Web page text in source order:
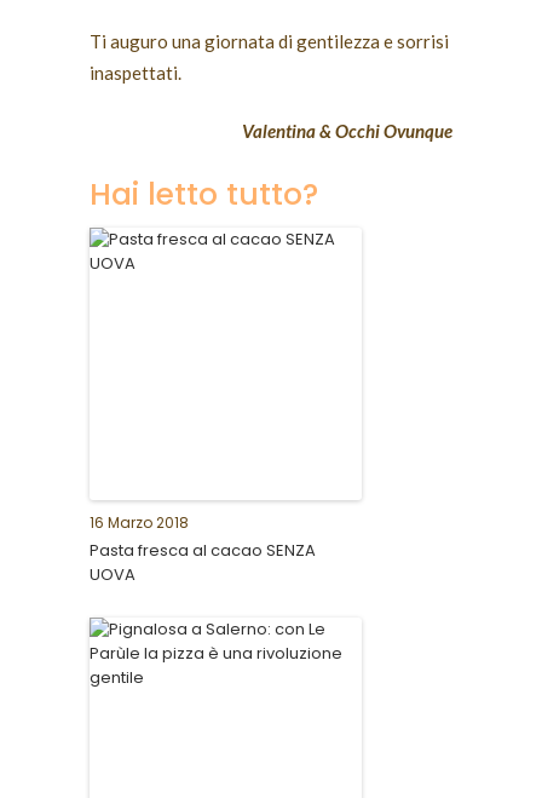
Ti auguro una giornata di gentilezza e sorrisi
inaspettati.
Valentina & Occhi Ovunque
Hai letto tutto?
16 Marzo 2018
Pasta fresca al cacao SENZA
UOVA